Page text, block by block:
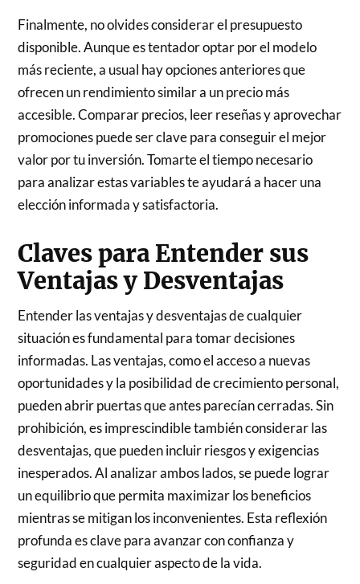
Finalmente, no olvides considerar el presupuesto
disponible. Aunque es tentador optar por el modelo
más reciente, a usual hay opciones anteriores que
ofrecen un rendimiento similar a un precio más
accesible. Comparar precios, leer reseñas y aprovechar
promociones puede ser clave para conseguir el mejor
valor por tu inversión. Tomarte el tiempo necesario
para analizar estas variables te ayudará a hacer una
elección informada y satisfactoria.
Claves para Entender sus
Ventajas y Desventajas
Entender las ventajas y desventajas de cualquier
situación es fundamental para tomar decisiones
informadas. Las ventajas, como el acceso a nuevas
oportunidades y la posibilidad de crecimiento personal,
pueden abrir puertas que antes parecían cerradas. Sin
prohibición, es imprescindible también considerar las
desventajas, que pueden incluir riesgos y exigencias
inesperados. Al analizar ambos lados, se puede lograr
un equilibrio que permita maximizar los beneficios
mientras se mitigan los inconvenientes. Esta reflexión
profunda es clave para avanzar con confianza y
seguridad en cualquier aspecto de la vida.